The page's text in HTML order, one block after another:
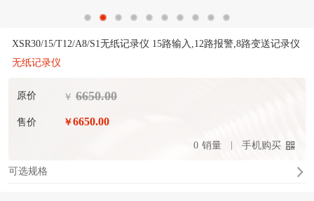
XSR30/15/T12/A8/S1无纸记录仪 15路输入,12路报警,8路变送记录仪
无纸记录仪
原价 ￥ 6650.00
售价 ￥6650.00
0 销量 手机购买
可选规格